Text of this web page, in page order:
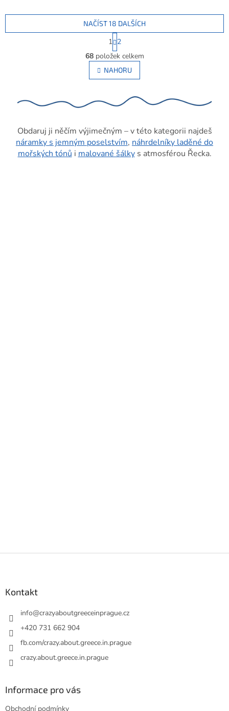
O
v
l
á
c
p
r
v
k
NAČÍST 18 DALŠÍCH
S
t
r
á
n
k
á
1 2
68položek celkem
NAHORU
Obdaruj ji něčím výjimečným – v této kategorii najdeš
náramky s jemným poselstvím, náhrdelníky laděné do
mořských tónůimalované šálkys atmosférou Řecka.
Kontakt
info@crazyaboutgreeceinprague.cz
+420 731 662 904
fb.com/crazy.about.greece.in.prague
crazy.about.greece.in.prague
Informace pro vás
Obchodní podmínky